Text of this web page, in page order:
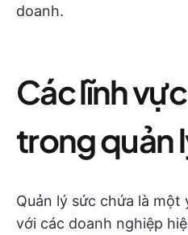
doanh.
Các lĩnh
trong quản
Quản lý sức chứa là một
với các doanh nghiệp